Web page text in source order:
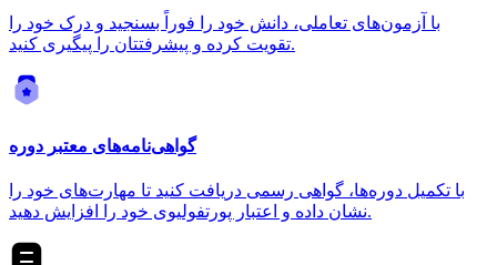
با آزمون‌های تعاملی، دانش خود را فوراً بسنجید و درک خود را
تقویت کرده و پیشرفتتان را پیگیری کنید.
گواهی‌نامه‌های معتبر دوره
با تکمیل دوره‌ها، گواهی رسمی دریافت کنید تا مهارت‌های خود را
نشان داده و اعتبار پورتفولیوی خود را افزایش دهید.